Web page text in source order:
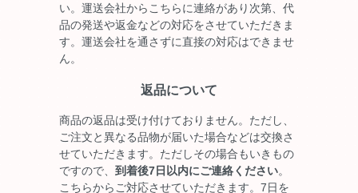
い。運送会社からこちらに連絡があり次第、代
品の発送や返金などの対応をさせていただきま
す。運送会社を通さずに直接の対応はできませ
ん。
返品について
商品の返品は受け付けておりません。ただし、
ご注文と異なる品物が届いた場合などは交換さ
せていただきます。ただしその場合もいきもの
ですので、 到着後7日以内にご連絡ください。
こちらからご対応させていただきます。7日を